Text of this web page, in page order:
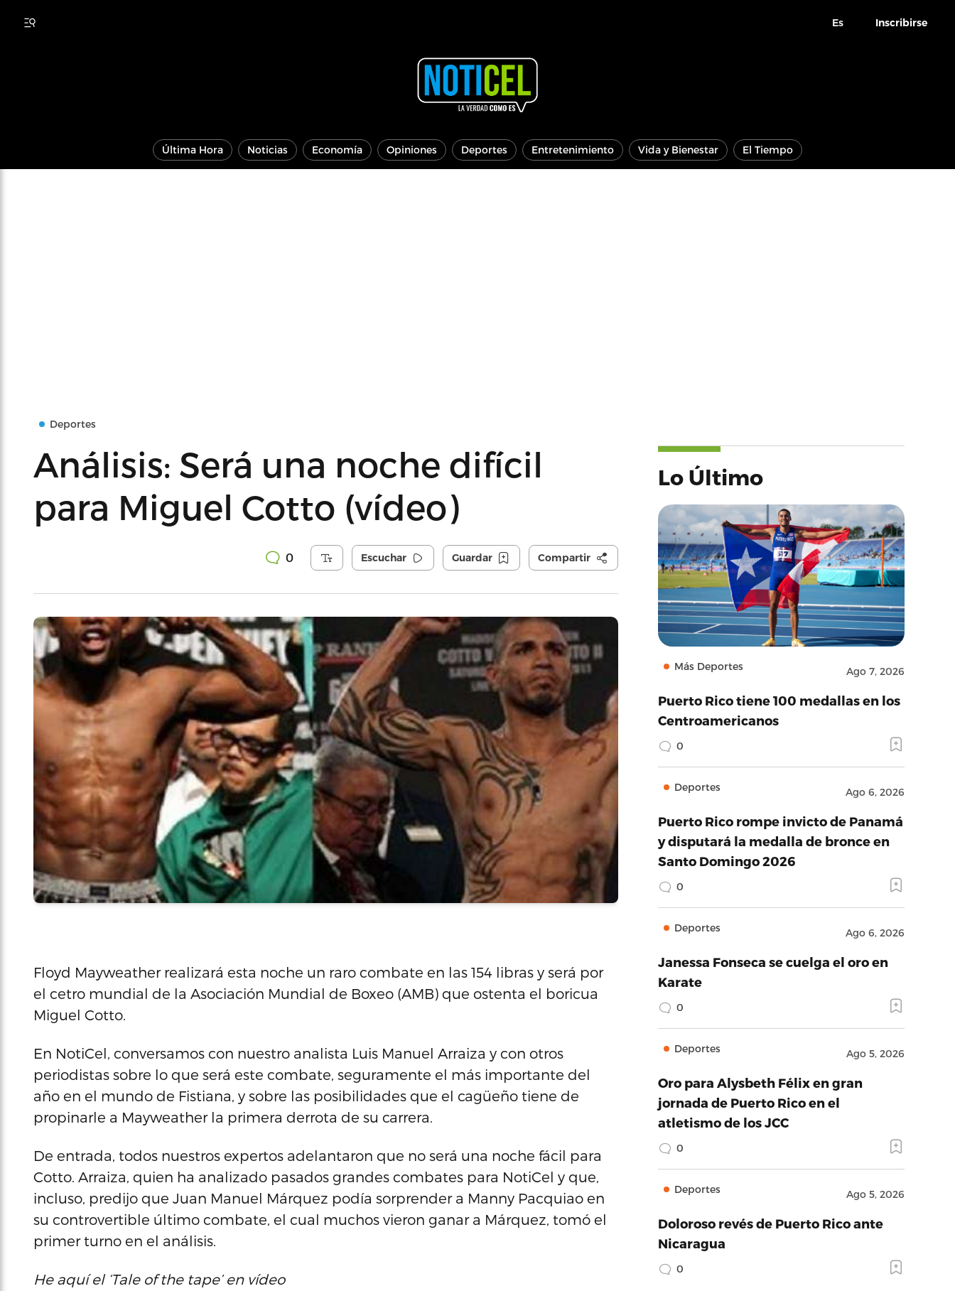
Es Inscribirse
Última Hora Noticias Economía Opiniones Deportes Entretenimiento Vida y Bienestar El Tiempo
Deportes
Análisis: Será una noche difícil
para Miguel Cotto (vídeo)
0 Escuchar Guardar Compartir
Floyd Mayweather realizará esta noche un raro combate en las 154 libras y será por
el cetro mundial de la Asociación Mundial de Boxeo (AMB) que ostenta el boricua
Miguel Cotto.
En NotiCel, conversamos con nuestro analista Luis Manuel Arraiza y con otros
periodistas sobre lo que será este combate, seguramente el más importante del
año en el mundo de Fistiana, y sobre las posibilidades que el cagüeño tiene de
propinarle a Mayweather la primera derrota de su carrera.
De entrada, todos nuestros expertos adelantaron que no será una noche fácil para
Cotto. Arraiza, quien ha analizado pasados grandes combates para NotiCel y que,
incluso, predijo que Juan Manuel Márquez podía sorprender a Manny Pacquiao en
su controvertible último combate, el cual muchos vieron ganar a Márquez, tomó el
primer turno en el análisis.
He aquí el ‘Tale of the tape’ en vídeo
Lo Último
Más Deportes Ago 7, 2026
Puerto Rico tiene 100 medallas en los
Centroamericanos
0
Deportes Ago 6, 2026
Puerto Rico rompe invicto de Panamá
y disputará la medalla de bronce en
Santo Domingo 2026
0
Deportes Ago 6, 2026
Janessa Fonseca se cuelga el oro en
Karate
0
Deportes Ago 5, 2026
Oro para Alysbeth Félix en gran
jornada de Puerto Rico en el
atletismo de los JCC
0
Deportes Ago 5, 2026
Doloroso revés de Puerto Rico ante
Nicaragua
0